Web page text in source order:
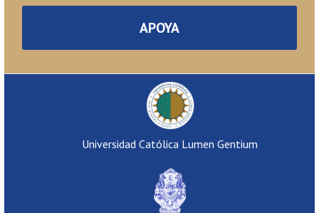
APOYA
Universidad Católica Lumen Gentium